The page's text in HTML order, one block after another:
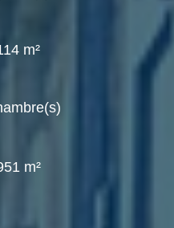
m²
m²